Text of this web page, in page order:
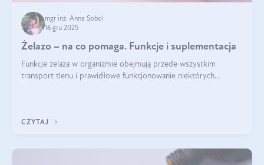
mgr inż. Anna Sobol
16 gru 2025
Żelazo – na co pomaga. Funkcje i suplementacja
Funkcje żelaza w organizmie obejmują przede wszystkim
transport tlenu i prawidłowe funkcjonowanie niektórych
CZYTAJ